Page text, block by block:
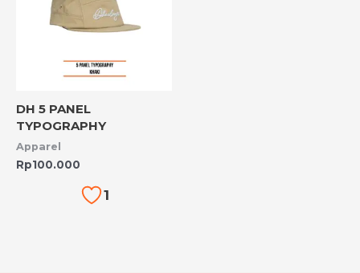
DH 5 PANEL
TYPOGRAPHY
Apparel
Rp100.000
1